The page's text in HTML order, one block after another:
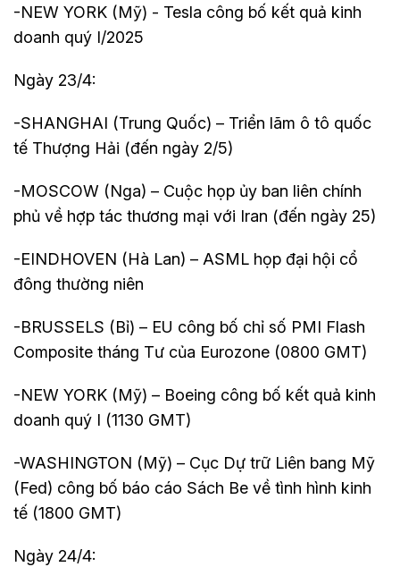
-NEW YORK (Mỹ) - Tesla công bố kết quả kinh
doanh quý I/2025
Ngày 23/4:
-SHANGHAI (Trung Quốc) – Triển lãm ô tô quốc
tế Thượng Hải (đến ngày 2/5)
-MOSCOW (Nga) – Cuộc họp ủy ban liên chính
phủ về hợp tác thương mại với Iran (đến ngày 25)
-EINDHOVEN (Hà Lan) – ASML họp đại hội cổ
đông thường niên
-BRUSSELS (Bỉ) – EU công bố chỉ số PMI Flash
Composite tháng Tư của Eurozone (0800 GMT)
-NEW YORK (Mỹ) – Boeing công bố kết quả kinh
doanh quý I (1130 GMT)
-WASHINGTON (Mỹ) – Cục Dự trữ Liên bang Mỹ
(Fed) công bố báo cáo Sách Be về tình hình kinh
tế (1800 GMT)
Ngày 24/4: